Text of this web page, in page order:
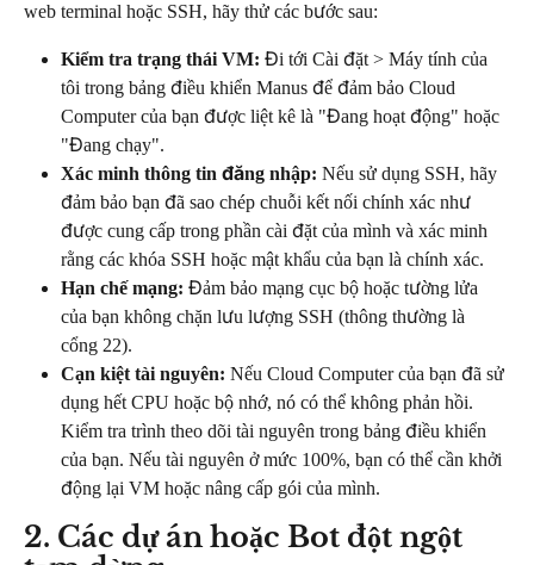
web terminal hoặc SSH, hãy thử các bước sau:
Kiểm tra trạng thái VM: Đi tới Cài đặt > Máy tính của
tôi trong bảng điều khiển Manus để đảm bảo Cloud
Computer của bạn được liệt kê là "Đang hoạt động" hoặc
"Đang chạy".
Xác minh thông tin đăng nhập: Nếu sử dụng SSH, hãy
đảm bảo bạn đã sao chép chuỗi kết nối chính xác như
được cung cấp trong phần cài đặt của mình và xác minh
rằng các khóa SSH hoặc mật khẩu của bạn là chính xác.
Hạn chế mạng: Đảm bảo mạng cục bộ hoặc tường lửa
của bạn không chặn lưu lượng SSH (thông thường là
cổng 22).
Cạn kiệt tài nguyên: Nếu Cloud Computer của bạn đã sử
dụng hết CPU hoặc bộ nhớ, nó có thể không phản hồi.
Kiểm tra trình theo dõi tài nguyên trong bảng điều khiển
của bạn. Nếu tài nguyên ở mức 100%, bạn có thể cần khởi
động lại VM hoặc nâng cấp gói của mình.
2. Các dự án hoặc Bot đột ngột